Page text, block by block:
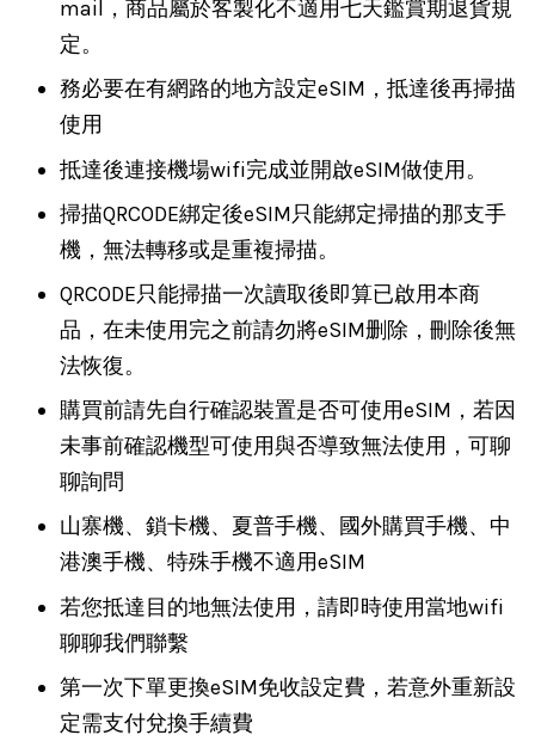
mail，商品屬於客製化不適用七天鑑賞期退貨規
定。
務必要在有網路的地方設定eSIM，抵達後再掃描
使用
抵達後連接機場wifi完成並開啟eSIM做使用。
掃描QRCODE綁定後eSIM只能綁定掃描的那支手
機，無法轉移或是重複掃描。
QRCODE只能掃描一次讀取後即算已啟用本商
品，在未使用完之前請勿將eSIM删除，刪除後無
法恢復。
購買前請先自行確認裝置是否可使用eSIM，若因
未事前確認機型可使用與否導致無法使用，可聊
聊詢問
山寨機、鎖卡機、夏普手機、國外購買手機、中
港澳手機、特殊手機不適用eSIM
若您抵達目的地無法使用，請即時使用當地wifi
聊聊我們聯繫
第一次下單更換eSIM免收設定費，若意外重新設
定需支付兌換手續費